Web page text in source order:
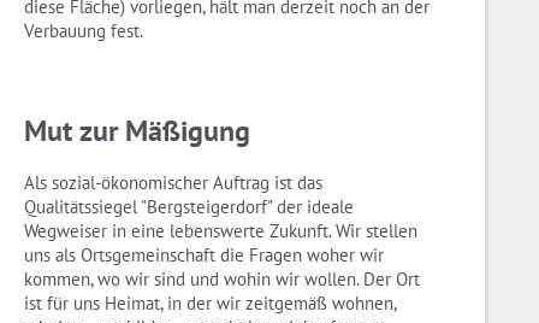
diese Fläche) vorliegen, hält man derzeit noch an der
Verbauung fest.
Mut zur Mäßigung
Als sozial-ökonomischer Auftrag ist das
Qualitätssiegel "Bergsteigerdorf" der ideale
Wegweiser in eine lebenswerte Zukunft. Wir stellen
uns als Ortsgemeinschaft die Fragen woher wir
kommen, wo wir sind und wohin wir wollen. Der Ort
ist für uns Heimat, in der wir zeitgemäß wohnen,